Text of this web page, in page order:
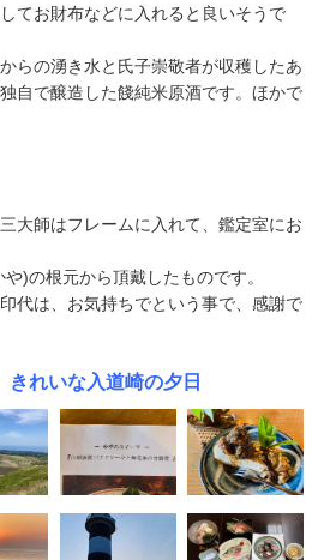
てお財布などに入れると良いそうで
らの湧き水と氏子崇敬者が収穫したあ
自で醸造した餞純米原酒です。ほかで
大師はフレームに入れて、鑑定室にお
)の根元から頂戴したものです。
代は、お気持ちでという事で、感謝で
れいな入道崎の夕日